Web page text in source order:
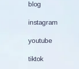
blog
instagram
youtube
tiktok